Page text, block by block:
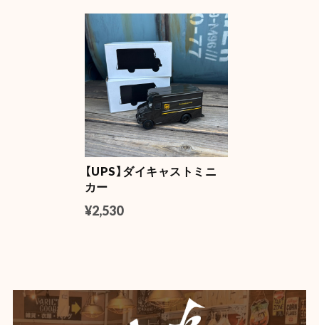
NASA LUMA ZIP【蓄光】
マスタード
2026/06/04
YELLOW
【UPS】ダイキャストミニ
カー
¥2,530